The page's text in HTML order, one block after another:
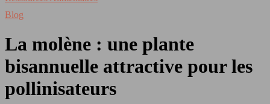
Blog
La molène : une plante
bisannuelle attractive pour les
pollinisateurs